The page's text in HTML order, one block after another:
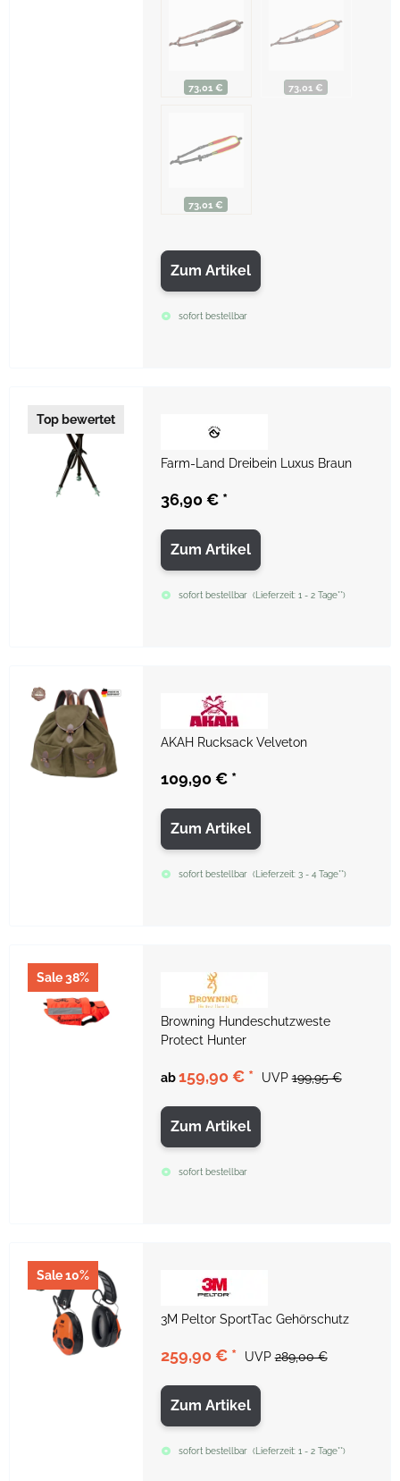
73,01 € 73,01 €
73,01 €
Zum Artikel
sofort bestellbar
Top bewertet
Farm-Land Dreibein Luxus Braun
36,90 € *
Zum Artikel
sofort bestellbar ( Lieferzeit:1 - 2 Tage**)
AKAH Rucksack Velveton
109,90 € *
Zum Artikel
sofort bestellbar ( Lieferzeit:3 - 4 Tage**)
Sale 38%
Browning Hundeschutzweste
Protect Hunter
ab159,90 € * UVP 199,95 €
Zum Artikel
sofort bestellbar
Sale 10%
3M Peltor SportTac Gehörschutz
259,90 € * UVP 289,00 €
Zum Artikel
sofort bestellbar ( Lieferzeit:1 - 2 Tage**)